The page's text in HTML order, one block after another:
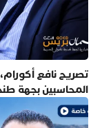
تصريح نافع
المحاسبين بجهة